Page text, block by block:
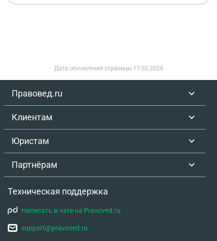
чтобы мой статус остался неизменным? Как
предоставить в моём случае, и есть ли
подтверждение факта их подачи? Я хочу
получение документов. Какой порядок действий
поданный работодателю какой срок имеет? Как
4. Какие ещё действия я могу предпринять для
защиты своих прав в ситуации сокращения? Есть
ли дополнительные гарантии или процедуры,
минимизировать риски сокращения?
Дата обновления страницы 17.02.2026
Правовед.ru
Клиентам
Юристам
Партнёрам
Техническая поддержка
Написать в чате на Pravoved.ru
support@pravoved.ru